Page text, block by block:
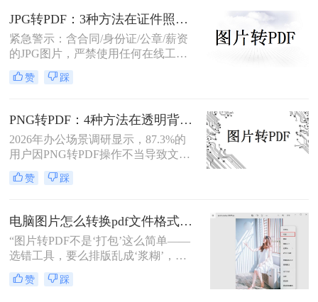
转pdf格式怎么弄呢？本文将介绍几种
常见的图片转PDF方法，帮助用户高
效完成转换。
JPG转PDF：3种方法在证件照、截图和扫描件上的转换精度差异！
紧急警示：含合同/身份证/公章/薪资
的JPG图片，严禁使用任何在线工
具！上传即存在泄露风险！2025年国
家网信办通报多起因在线转换导致的
转换成pdf呢？本文由文档安全团队实
测验证（测试环境：Win11 +
Microsoft Word 365 / Adobe Acrobat
Pro 2025 / 转转大师PDF转换器
v5.2），系统拆解3种科学转换路径，
精准匹配日常办公/合同附件/批量图
线，助你2分钟锁定最优方案！
赞 踩
PNG转PDF：4种方法在透明背景和色彩保留上的处理差异！
2026年办公场景调研显示，87.3%的
用户因PNG转PDF操作不当导致文件
损坏或格式错乱！那么png图片怎么
转换成pdf呢？本文由文档处理工程师
画图 / Adobe Acrobat Pro 2025 /
LibreOffice Draw / 专业在线转换工
具），严格遵循《电子文档转换技术
规范V3.0》，拆解4种零风险转换路
径，附多图合并技巧+清晰度保障方
案，助你1分钟生成专业PDF！
赞 踩
电脑图片怎么转换pdf文件格式？4个常用有效方法，高清又好用！
“图片转PDF不是‘打包’这么简单——
选错工具，要么排版乱成‘浆糊’，要
么画质糊到‘亲妈不认’。”那么电脑图
片怎么转换pdf文件格式呢？作为深耕
赞 踩